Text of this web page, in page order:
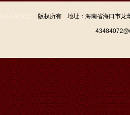
版权所有 地址：海南省海口市